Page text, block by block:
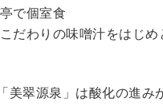
で個室食
だわりの味噌汁をはじめ
美翠源泉」は酸化の進み